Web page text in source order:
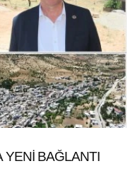
YENİ BAĞLANTI